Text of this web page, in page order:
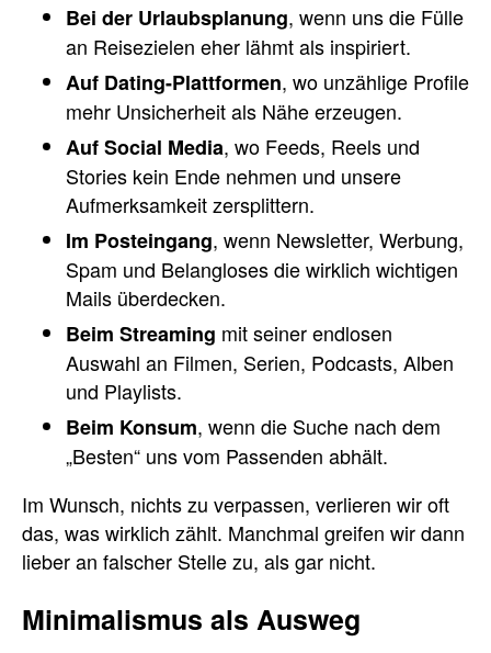
Bei der Urlaubsplanung, wenn uns die Fülle
an Reisezielen eher lähmt als inspiriert.
Auf Dating-Plattformen, wo unzählige Profile
mehr Unsicherheit als Nähe erzeugen.
Auf Social Media, wo Feeds, Reels und
Stories kein Ende nehmen und unsere
Aufmerksamkeit zersplittern.
Im Posteingang, wenn Newsletter, Werbung,
Spam und Belangloses die wirklich wichtigen
Mails überdecken.
Beim Streaming mit seiner endlosen
Auswahl an Filmen, Serien, Podcasts, Alben
und Playlists.
Beim Konsum, wenn die Suche nach dem
„Besten“ uns vom Passenden abhält.
Im Wunsch, nichts zu verpassen, verlieren wir oft
das, was wirklich zählt. Manchmal greifen wir dann
lieber an falscher Stelle zu, als gar nicht.
Minimalismus als Ausweg